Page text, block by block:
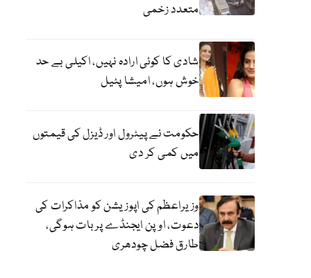
متعدد زخمی
شادی کا کوئی ارادہ نہیں، اکیلی بے حد
خوش ہوں، امیشا پٹیل
حکومت نے پیٹرول اور ڈیزل کی قیمتوں
میں کمی کر دی
وزیراعظم کی اپوزیشن کو مذاکرات کی
دعوت، اوپن ایجنڈے پر بات ہوگی،
طارق فضل چودھری